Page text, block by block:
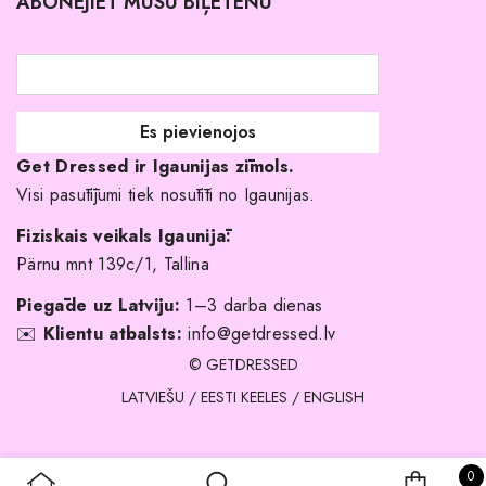
Atgriešanas politika
Līgavas družiņu kleitas
Veikali
Kāpēc izvēlēties mūs?
Get Dressed ir Igaunijas zīmols.
Visi pasūtījumi tiek nosūtīti no Igaunijas.
Fiziskais veikals Igaunijā:
Pärnu mnt 139c/1, Tallina
Piegāde uz Latviju: 1–3 darba dienas
✉️ Klientu atbalsts: info@getdressed.lv
© GETDRESSED
LATVIEŠU / EESTI KEELES / ENGLISH
00